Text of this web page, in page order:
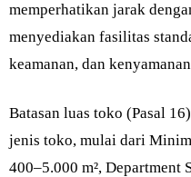
memperhatikan jarak
menyediakan fasilitas
keamanan, dan
Batasan luas toko (Pasal
jenis toko, mulai dari
400–5.000 m², Department